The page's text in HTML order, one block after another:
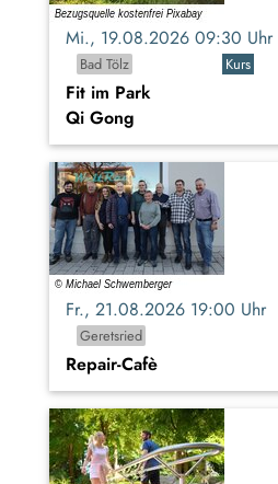
Mi., 19.08.2026 09:30 Uhr
Bad Tölz
Kurs
Fit im Park
Qi Gong
Fr., 21.08.2026 19:00 Uhr
Geretsried
Repair-Cafè